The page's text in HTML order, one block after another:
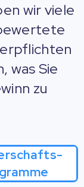
wir viele
was Sie
zu